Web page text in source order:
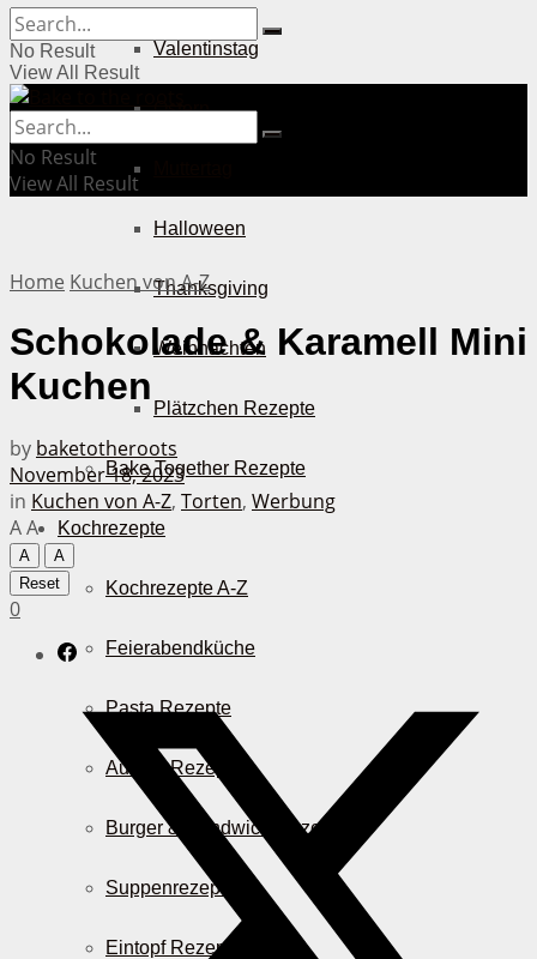
Valentinstag
Ostern
Halloween
Thanksgiving
Weihnachten
Plätzchen Rezepte
Bake Together Rezepte
Kochrezepte
Kochrezepte A-Z
Feierabendküche
Pasta Rezepte
Auflauf Rezepte
Burger & Sandwich Rezepte
Suppenrezepte
Eintopf Rezepte
No Result
View All Result
No Result
View All Result
Home Kuchen von A-Z
Schokolade & Karamell Mini
Kuchen
by baketotheroots
November 18, 2023
in Kuchen von A-Z, Torten, Werbung
AA
A
A
Reset
0